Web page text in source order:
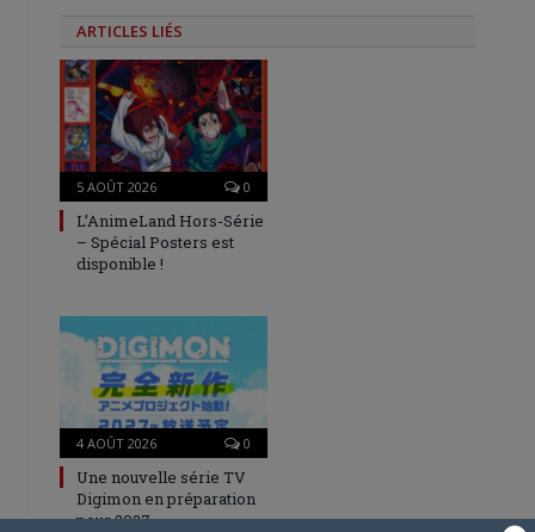
ARTICLES LIÉS
5 AOÛT 2026 0
L’AnimeLand Hors-Série
– Spécial Posters est
disponible !
4 AOÛT 2026 0
Une nouvelle série TV
Digimon en préparation
pour 2027